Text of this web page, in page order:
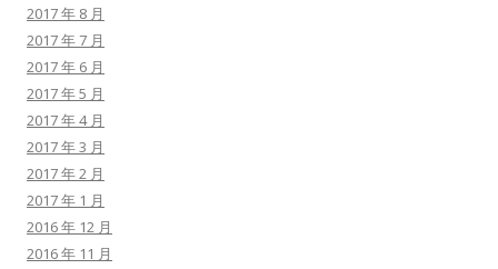
2017 年 8 月
2017 年 7 月
2017 年 6 月
2017 年 5 月
2017 年 4 月
2017 年 3 月
2017 年 2 月
2017 年 1 月
2016 年 12 月
2016 年 11 月